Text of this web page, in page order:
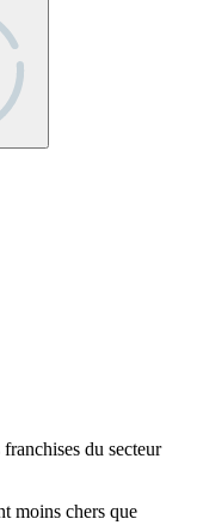
du secteur
moins chers que